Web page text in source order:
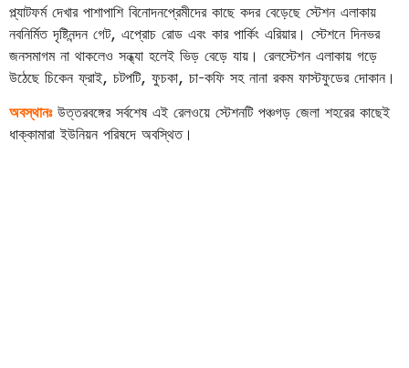
প্ল্যাটফর্ম দেখার পাশাপাশি বিনোদনপ্রেমীদের কাছে কদর বেড়েছে স্টেশন এলাকায়
নবনির্মিত দৃষ্টিনন্দন গেট, এপ্রোচ রোড এবং কার পার্কিং এরিয়ার। স্টেশনে দিনভর
জনসমাগম না থাকলেও সন্ধ্যা হলেই ভিড় বেড়ে যায়। রেলস্টেশন এলাকায় গড়ে
উঠেছে চিকেন ফ্রাই, চটপটি, ফুচকা, চা-কফি সহ নানা রকম ফাস্টফুডের দোকান।
অবস্থানঃউত্তরবঙ্গের সর্বশেষ এই রেলওয়ে স্টেশনটি পঞ্চগড় জেলা শহরের কাছেই
ধাক্কামারা ইউনিয়ন পরিষদে অবস্থিত।